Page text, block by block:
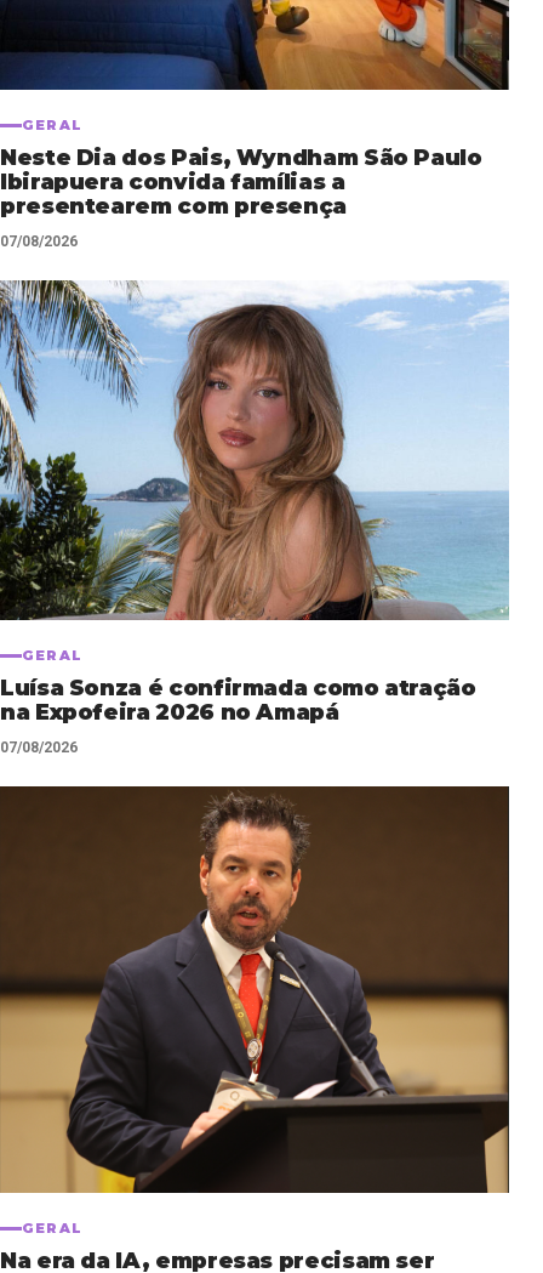
GERAL
Neste Dia dos Pais, Wyndham São Paulo
Ibirapuera convida famílias a
presentearem com presença
07/08/2026
GERAL
Luísa Sonza é confirmada como atração
na Expofeira 2026 no Amapá
07/08/2026
GERAL
Na era da IA, empresas precisam ser